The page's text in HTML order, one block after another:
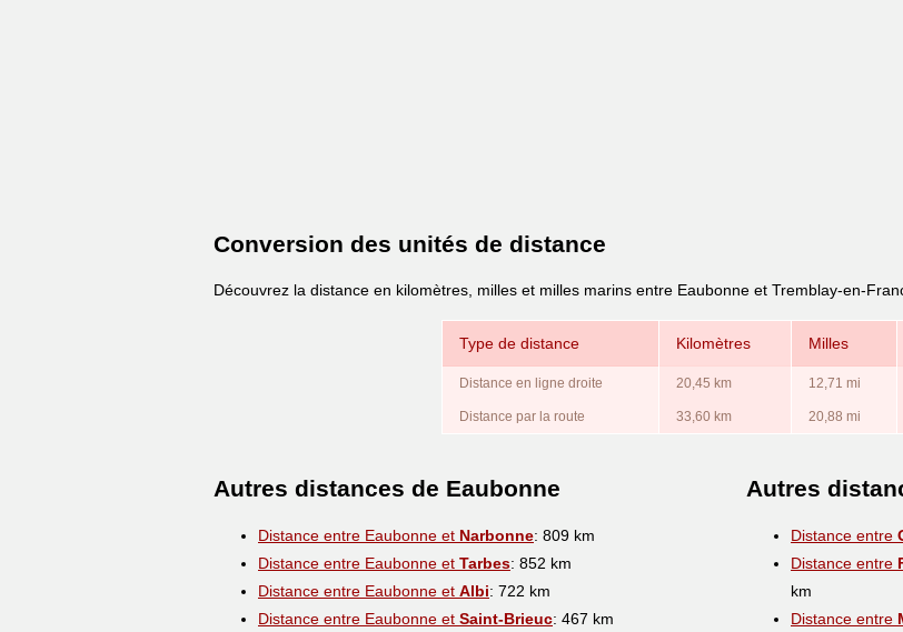
Conversion des unités de distance
Découvrez la distance en kilomètres, milles et milles marins entre Eaubonne et Tremblay-en-
Type de distance Kilomètres Milles
Distance en ligne droite 20,45 km 12,71 mi
Distance par la route 33,60 km 20,88 mi
Autres distances de Eaubonne
Distance entre Eaubonne et Narbonne: 809 km
Distance entre Eaubonne et Tarbes: 852 km
Distance entre Eaubonne et Albi: 722 km
Distance entre Eaubonne et Saint-Brieuc: 467 km
Autres
Distance entre
Distance entre
km
Distance entre